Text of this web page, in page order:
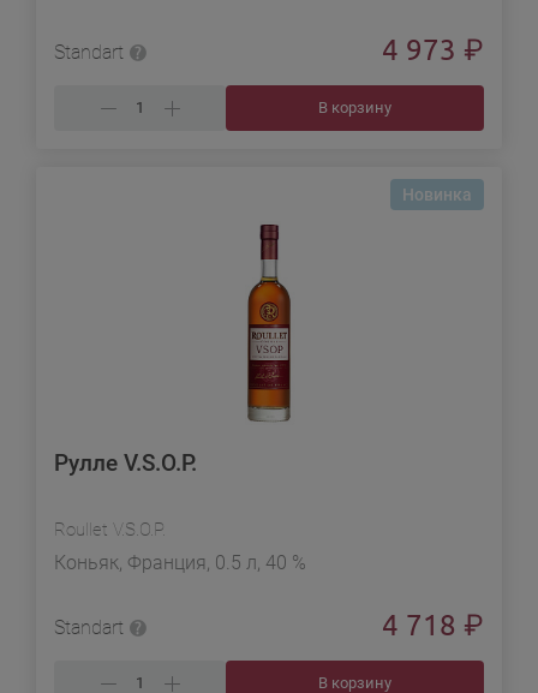
Standart 4 973 ₽
В корзину
Новинка
Рулле V.S.O.P.
Roullet V.S.O.P.
Коньяк, Франция, 0.5 л, 40 %
Standart 4 718 ₽
В корзину